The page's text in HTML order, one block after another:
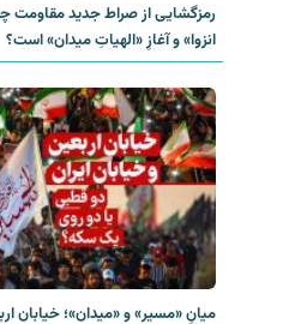
رمزگشایی از صراط جدید مقاومت
انزوا» و آغازِ «الهیاتِ میدان» است؟
میانِ «مسیر» و «میدان»؛ خیابان